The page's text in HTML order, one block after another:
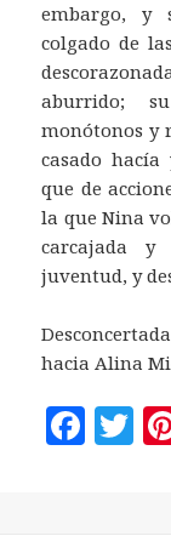
embargo, y
colgado de
aburrido;
monótonos y
casado
que de
la que Nina
carcajada y
juventud, y
hacia Alina
F T